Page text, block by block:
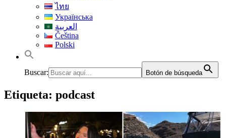
ไทย
Українська
العربية
Čeština
Polski
Buscar: Botón de búsqueda
Etiqueta: podcast